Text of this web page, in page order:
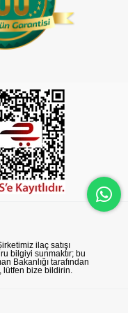
ilaç satışı
bilgiyi sunmaktır; bu
Bakanlığı tarafından
lütfen bize bildirin.